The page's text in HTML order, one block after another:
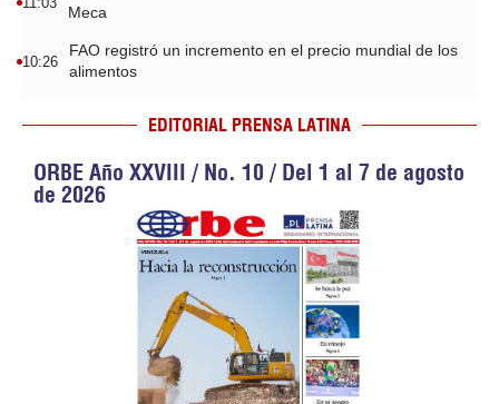
Meca
10:26
FAO registró un incremento en el precio mundial de los
alimentos
EDITORIAL PRENSA LATINA
ORBE Año XXVIII / No. 10 / Del 1 al 7 de agosto
de 2026